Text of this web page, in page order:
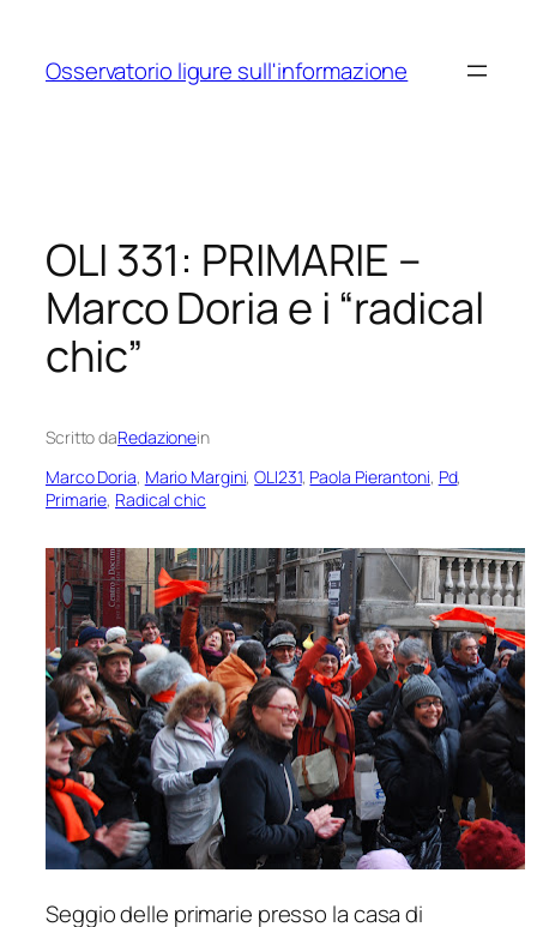
contenuto
Osservatorio ligure sull'informazione
OLI 331: PRIMARIE –
Marco Doria e i “radical
chic”
Scritto daRedazionein
Marco Doria, Mario Margini, OLI231, Paola Pierantoni, Pd
Primarie, Radical chic
Seggio delle primarie presso la casa di